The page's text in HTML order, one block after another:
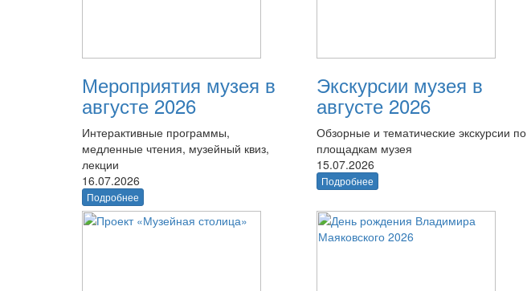
Мероприятия музея в
августе 2026
Интерактивные программы,
медленные чтения, музейный квиз,
лекции
16.07.2026
Подробнее
Экскурсии музея в
августе 2026
Обзорные и тематические экскурсии по
площадкам музея
15.07.2026
Подробнее